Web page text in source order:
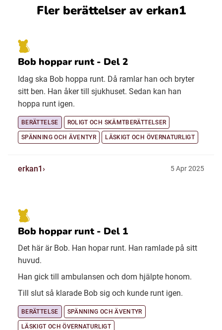
Fler berättelser av erkan1
Bob hoppar runt - Del 2
Idag ska Bob hoppa runt. Då ramlar han och bryter
sitt ben. Han åker till sjukhuset. Sedan kan han
hoppa runt igen.
BERÄTTELSE ROLIGT OCH SKÄMTBERÄTTELSER
SPÄNNING OCH ÄVENTYR LÄSKIGT OCH ÖVERNATURLIGT
erkan1 5 Apr 2025
Bob hoppar runt - Del 1
Det här är Bob. Han hopar runt. Han ramlade på sitt
huvud.
Han gick till ambulansen och dom hjälpte honom.
Till slut så klarade Bob sig och kunde runt igen.
BERÄTTELSE SPÄNNING OCH ÄVENTYR
LÄSKIGT OCH ÖVERNATURLIGT